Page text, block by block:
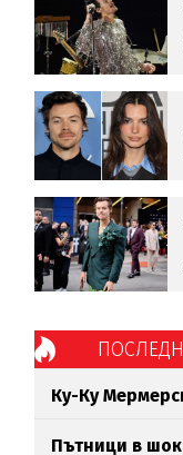
Ку-Ку
Пътници в